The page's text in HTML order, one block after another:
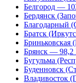
Белгород —
Бердянск
Благодарный
Братск
Бриньковская
Брянск — 98,2
Бугульма
Буденновск
Владивосток